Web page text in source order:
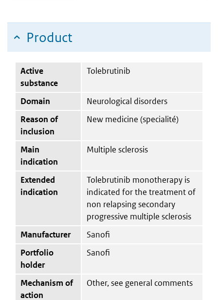
Product
Active
substance
Tolebrutinib
Domain
Neurological disorders
Reason of
inclusion
New medicine (specialité)
Main
indication
Multiple sclerosis
Extended
indication
Tolebrutinib monotherapy is
indicated for the treatment of
non relapsing secondary
progressive multiple sclerosis
Manufacturer
Sanofi
Portfolio
holder
Sanofi
Mechanism of
action
Other, see general comments